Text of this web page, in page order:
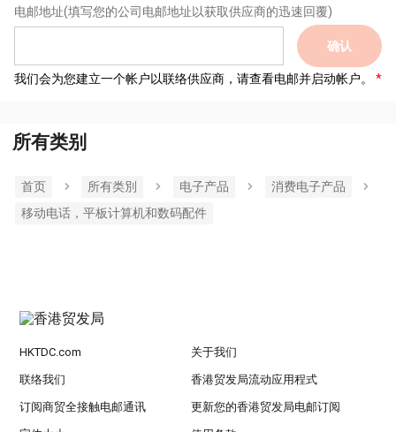
电邮地址(填写您的公司电邮地址以获取供应商的迅速回覆)
确认
我们会为您建立一个帐户以联络供应商，请查看电邮并启动帐户。
所有类别
首页 所有类別 电子产品
消费电子产品
移动电话，平板计算机和数码配件
HKTDC.com 关于我们
联络我们 香港贸发局流动应用程式
订阅商贸全接触电邮通讯 更新您的香港贸发局电邮订阅